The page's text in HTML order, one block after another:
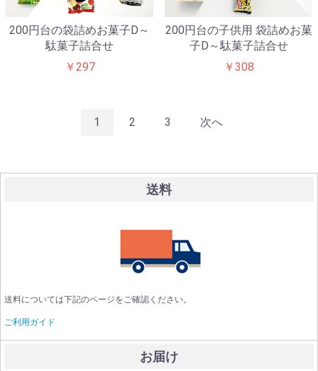
200円台の袋詰めお菓子D～
駄菓子詰合せ
￥297
200円台の子供用 袋詰めお菓
子D～駄菓子詰合せ
￥308
1 2 3 次へ
送料
送料については下記のページをご確認ください。
ご利用ガイド
お届け